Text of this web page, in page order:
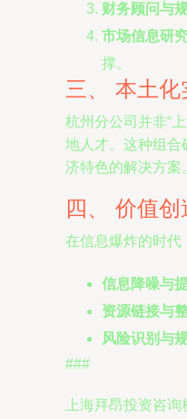
财务顾问与
市场信息研
撑。
三、 本土
杭州分公司并非“
地人才。这种组合
济特色的解决方案
四、 价值
在信息爆炸的时代
信息降噪与
资源链接与
风险识别与
###
上海拜昂投资咨